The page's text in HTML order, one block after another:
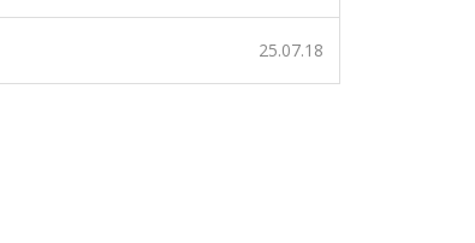
25.07.18